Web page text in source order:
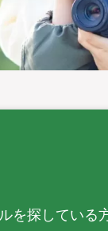
を探している